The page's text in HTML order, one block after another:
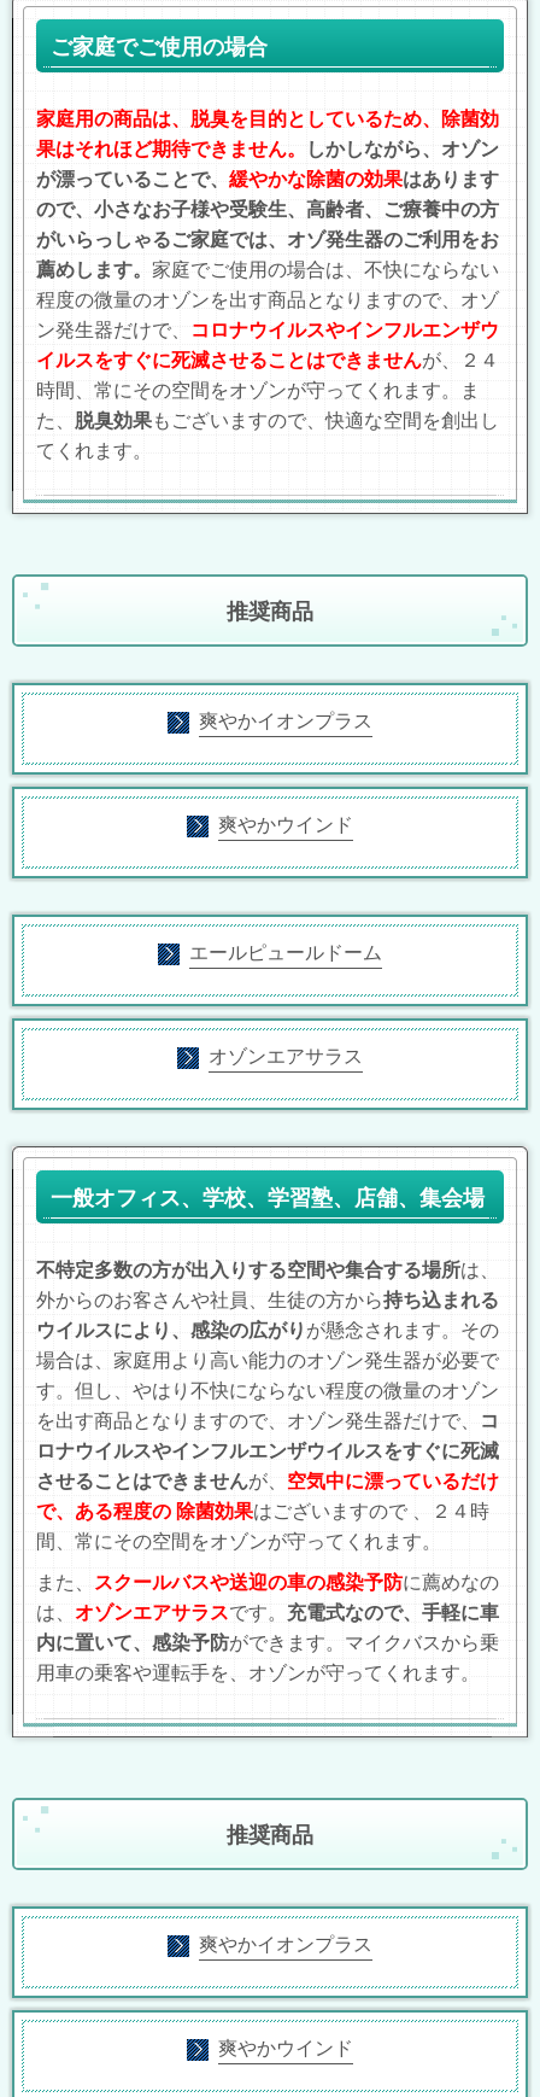
ご家庭でご使用の場合
家庭用の商品は、脱臭を目的としているため、除菌効
果はそれほど期待できません。
しかしながら、オゾン
が漂っていることで、 緩やかな除菌の効果はあります
ので、小さなお子様や受験生、高齢者、ご療養中の方
がいらっしゃるご家庭では、オゾ発生器のご利用をお
薦めします。 家庭でご使用の場合は、不快にならない
程度の微量のオゾンを出す商品となりますので、オゾ
ン発生器だけで、
コロナウイルスやインフルエンザウ
イルスをすぐに死滅させることはできませんが、２４
時間、常にその空間をオゾンが守ってくれます。ま
た、 脱臭効果もございますので、快適な空間を創出し
てくれます。
推奨商品
爽やかイオンプラス
爽やかウインド
エールピュールドーム
オゾンエアサラス
一般オフィス、学校、学習塾、店舗、集会場
不特定多数の方が出入りする空間や集合する場所は、
外からのお客さんや社員、生徒の方から持ち込まれる
ウイルスにより、感染の広がりが懸念されます。その
場合は、家庭用より高い能力のオゾン発生器が必要で
す。但し、やはり不快にならない程度の微量のオゾン
を出す商品となりますので、オゾン発生器だけで、
コ
ロナウイルスやインフルエンザウイルスをすぐに死滅
させることはできませんが、 空気中に漂っているだけ
で、ある程度の 除菌効果はございますので 、２４時
間、常にその空間をオゾンが守ってくれます。
また、 スクールバスや送迎の車の感染予防に薦めなの
は、 オゾンエアサラスです。 充電式なので、手軽に車
内に置いて、感染予防ができます。マイクバスから乗
用車の乗客や運転手を、オゾンが守ってくれます。
推奨商品
爽やかイオンプラス
爽やかウインド